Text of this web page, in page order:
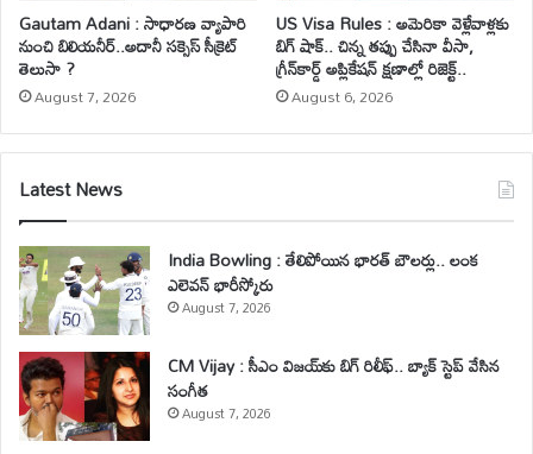
Gautam Adani : సాధారణ వ్యాపారి
నుంచి బిలియనీర్..అదానీ సక్సెస్ సీక్రెట్
తెలుసా ?
August 7, 2026
US Visa Rules : అమెరికా వెళ్లేవాళ్లకు
బిగ్ షాక్.. చిన్న తప్పు చేసినా వీసా,
గ్రీన్‌కార్డ్ అప్లికేషన్ క్షణాల్లో రిజెక్ట్..
August 6, 2026
Latest News
India Bowling : తేలిపోయిన భారత్ బౌలర్లు.. లంక
ఎలెవన్ భారీస్కోరు
August 7, 2026
CM Vijay : సీఎం విజయ్‌కు బిగ్ రిలీఫ్.. బ్యాక్ స్టెప్ వేసిన
సంగీత
August 7, 2026